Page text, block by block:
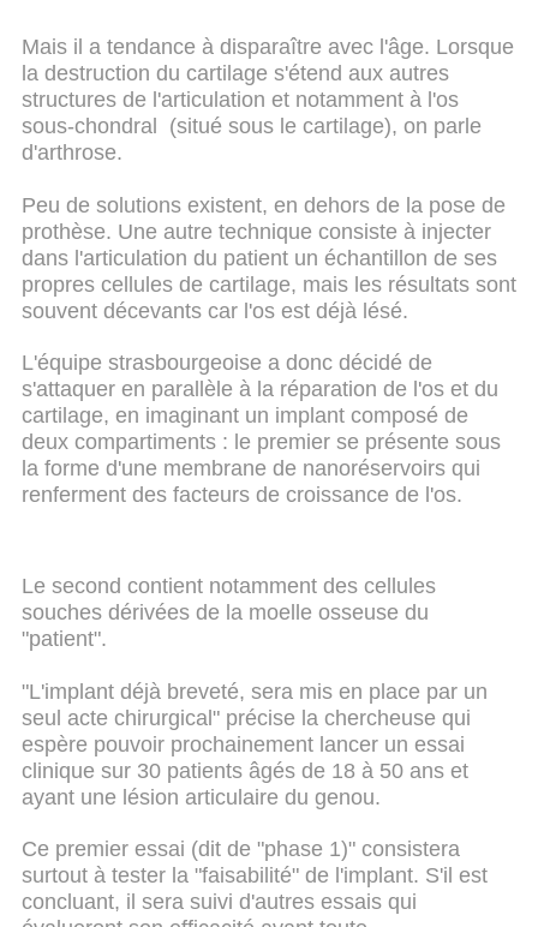
Mais il a tendance à disparaître avec l'âge. Lorsque
la destruction du cartilage s'étend aux autres
structures de l'articulation et notamment à l'os
sous-chondral (situé sous le cartilage), on parle
d'arthrose.
Peu de solutions existent, en dehors de la pose de
prothèse. Une autre technique consiste à injecter
dans l'articulation du patient un échantillon de ses
propres cellules de cartilage, mais les résultats sont
souvent décevants car l'os est déjà lésé.
L'équipe strasbourgeoise a donc décidé de
s'attaquer en parallèle à la réparation de l'os et du
cartilage, en imaginant un implant composé de
deux compartiments : le premier se présente sous
la forme d'une membrane de nanoréservoirs qui
renferment des facteurs de croissance de l'os.
Le second contient notamment des cellules
souches dérivées de la moelle osseuse du
"patient".
"L'implant déjà breveté, sera mis en place par un
seul acte chirurgical" précise la chercheuse qui
espère pouvoir prochainement lancer un essai
clinique sur 30 patients âgés de 18 à 50 ans et
ayant une lésion articulaire du genou.
Ce premier essai (dit de "phase 1)" consistera
surtout à tester la "faisabilité" de l'implant. S'il est
concluant, il sera suivi d'autres essais qui